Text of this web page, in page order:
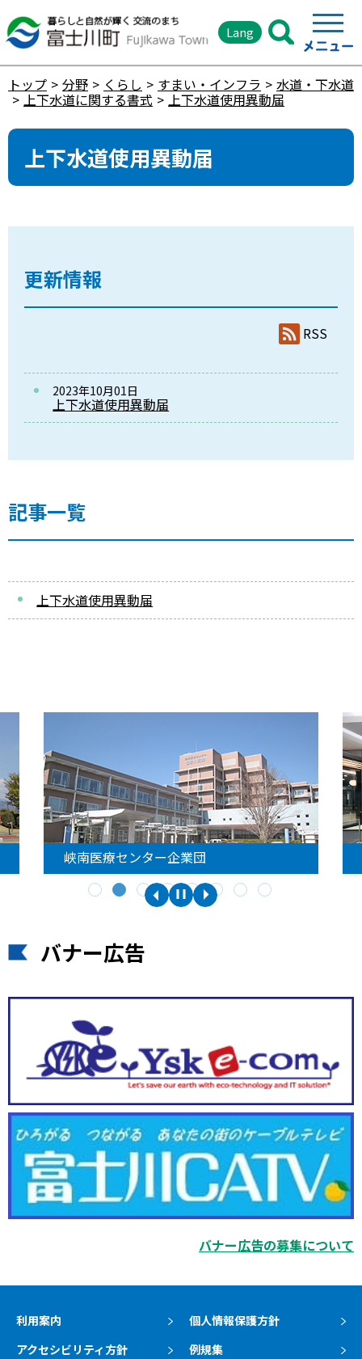
Lang
トップ 分野 くらし すまい・インフラ 水道・下水道
上下水道に関する書式 上下水道使用異動届
上下水道使用異動届
更新情報
RSS
2023年10月01日
上下水道使用異動届
記事一覧
上下水道使用異動届
峡南医療センター企業団
バナー広告
バナー広告の募集について
利用案内
個人情報保護方針
アクセシビリティ方針
例規集